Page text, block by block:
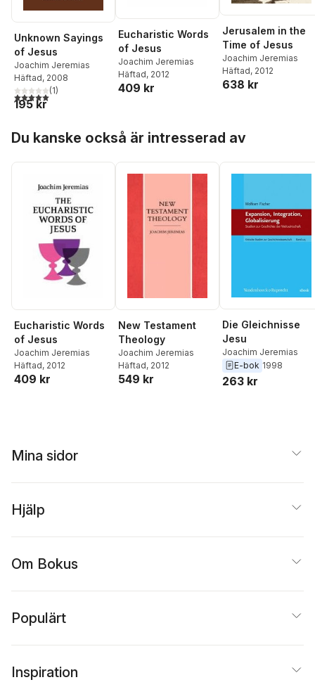
Unknown Sayings
of Jesus
Joachim Jeremias
Häftad, 2008
5,0utav 5 stjärnor. Totalt antal röster:
(1)
195 kr
Eucharistic Words
of Jesus
Joachim Jeremias
Häftad, 2012
409 kr
Jerusalem in the
Time of Jesus
Joachim Jeremias
Häftad, 2012
638 kr
Du kanske också är intresserad av
Eucharistic Words
of Jesus
Joachim Jeremias
Häftad, 2012
409 kr
New Testament
Theology
Joachim Jeremias
Häftad, 2012
549 kr
Die Gleichnisse
Jesu
Joachim Jeremias
E-bok 1998
263 kr
Mina sidor
Hjälp
Om Bokus
Populärt
Inspiration